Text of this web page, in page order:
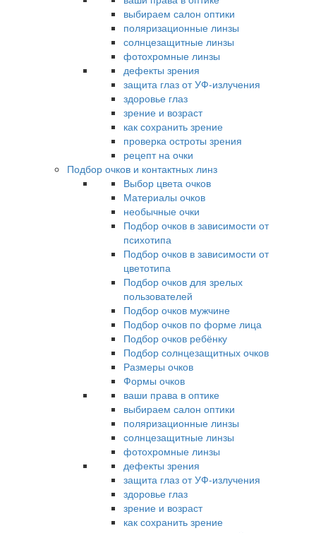
выбираем салон оптики
поляризационные линзы
солнцезащитные линзы
фотохромные линзы
дефекты зрения
защита глаз от УФ-излучения
здоровье глаз
зрение и возраст
как сохранить зрение
проверка остроты зрения
рецепт на очки
Подбор очков и контактных линз
Выбор цвета очков
Материалы очков
необычные очки
Подбор очков в зависимости от
психотипа
Подбор очков в зависимости от
цветотипа
Подбор очков для зрелых
пользователей
Подбор очков мужчине
Подбор очков по форме лица
Подбор очков ребёнку
Подбор солнцезащитных очков
Размеры очков
Формы очков
ваши права в оптике
выбираем салон оптики
поляризационные линзы
солнцезащитные линзы
фотохромные линзы
дефекты зрения
защита глаз от УФ-излучения
здоровье глаз
зрение и возраст
как сохранить зрение